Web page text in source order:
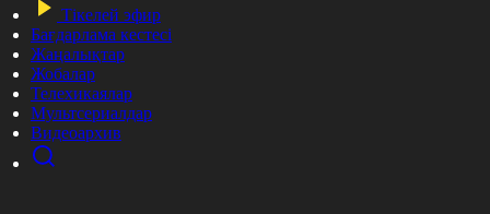
Тікелей эфир
Бағдарлама кестесі
Жаңалықтар
Жобалар
Телехикаялар
Мультсериалдар
Видеоархив